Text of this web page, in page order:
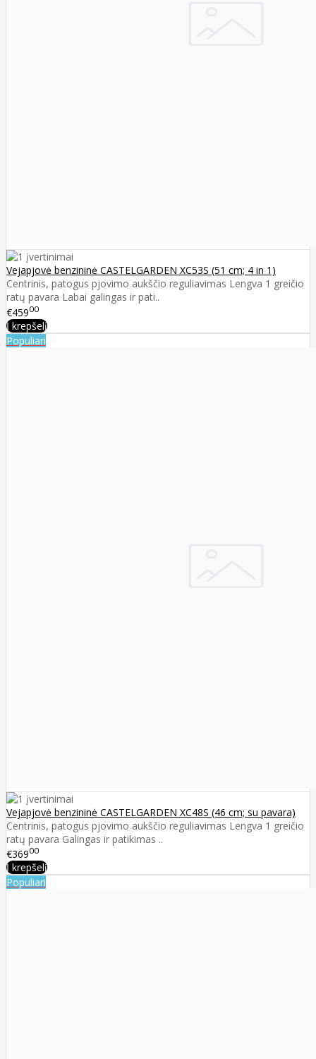
Vejapjovė benzininė CASTELGARDEN XC53S (51 cm; 4 in 1)
Centrinis, patogus pjovimo aukščio reguliavimas Lengva 1 greičio
ratų pavara Labai galingas ir pati..
€45900
Į krepšelį
Populiari
Vejapjovė benzininė CASTELGARDEN XC48S (46 cm; su pavara)
Centrinis, patogus pjovimo aukščio reguliavimas Lengva 1 greičio
ratų pavara Galingas ir patikimas ..
€36900
Į krepšelį
Populiari